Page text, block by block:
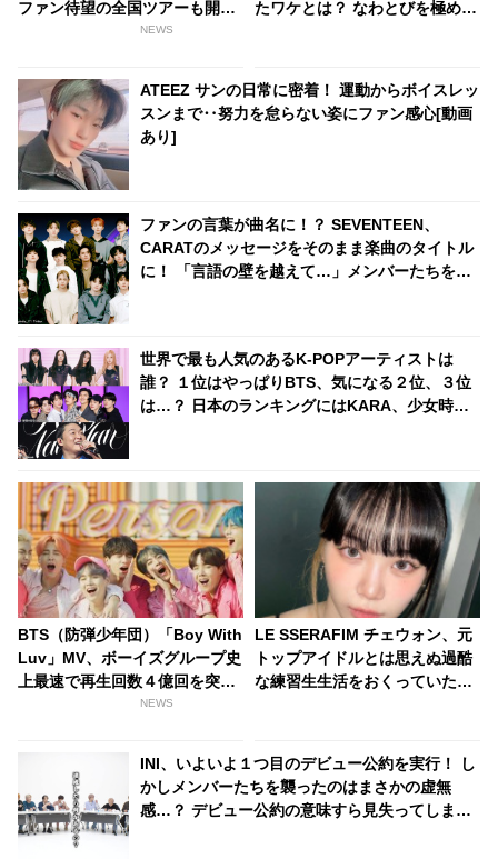
ファン待望の全国ツアーも開催
NEWS
たワケとは？ なわとびを極めて
得力抜群の主張に納得の声続々
ATEEZ サンの日常に密着！ 運動からボイスレッ
スンまで‥努力を怠らない姿にファン感心[動画
あり]
ファンの言葉が曲名に！？ SEVENTEEN、
CARATのメッセージをそのまま楽曲のタイトル
に！ 「言語の壁を越えて…」メンバーたちを深
世界で最も人気のあるK-POPアーティストは
誰？ １位はやっぱりBTS、気になる２位、３位
は…？ 日本のランキングにはKARA、少女時代
BTS（防弾少年団）「Boy With
Luv」MV、ボーイズグループ史
上最速で再生回数４億回を突
破！ 韓国の音楽番組では驚きの
NEWS
LE SSERAFIM チェウォン、元
トップアイドルとは思えぬ過酷
な練習生生活をおくっていた！
INI、いよいよ１つ目のデビュー公約を実行！ し
かしメンバーたちを襲ったのはまさかの虚無
感…？ デビュー公約の意味すら見失ってしまう